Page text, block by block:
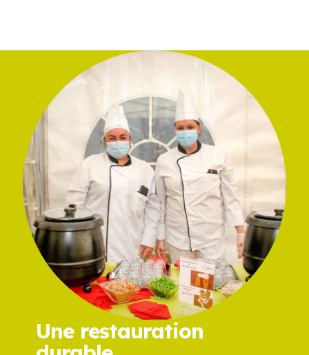
Une restauration